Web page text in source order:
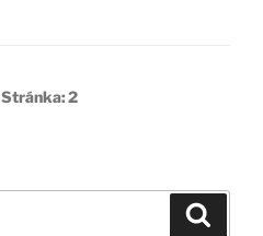
Stránka:2